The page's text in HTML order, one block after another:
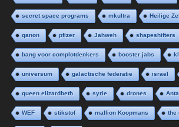
secret space programs mkultra Heilige
qanon pfizer Jahweh shapeshifters
bang voor complotdenkers booster jabs
universum galactische federatie israel
queen elizardbeth syrie drones
WEF stikstof mallion Koopmans the